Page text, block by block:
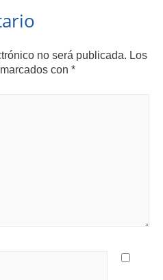
no será publicada. Los
con *